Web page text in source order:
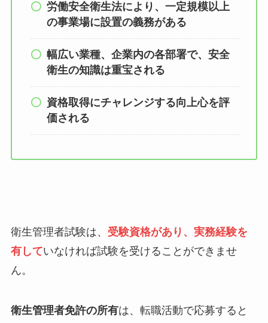
労働安全衛生法により、一定規模以上
の事業場に設置の義務がある
幅広い業種、企業内の各部署で、安全
衛生の知識は重宝される
資格取得にチャレンジする向上心を評
価される
衛生管理者試験は、 受験資格があり、 実務経験を
有していなければ試験を受けることができませ
ん。
衛生管理者免許の所有は、転職活動で応募すると